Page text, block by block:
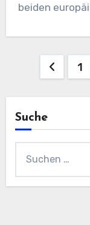
beiden
Beiträge
1
Suche
nach: